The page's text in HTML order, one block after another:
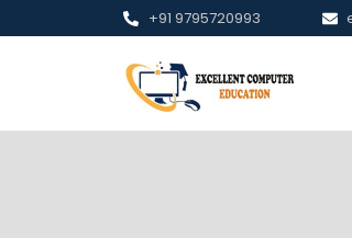
+91 9795720993